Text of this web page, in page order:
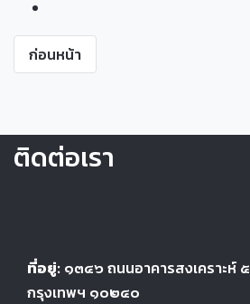
ก่อนหน้า
ติดต่อเรา
ที่อยู่: ๑๓๔๖ ถนนอาคารสงเคราะห์ ๕
กรุงเทพฯ ๑๐๒๔๐